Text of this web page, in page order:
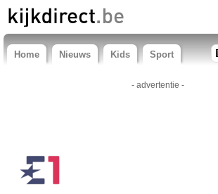
Home Nieuws Kids Sport
- advertentie -